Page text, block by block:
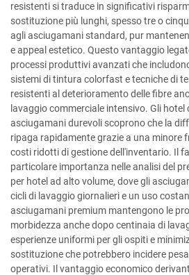
resistenti si traduce in significativi
sostituzione più lunghi, spesso tre o
agli asciugamani standard, pur
e appeal estetico. Questo vantaggio
processi produttivi avanzati che
sistemi di tintura colorfast e tecniche di
resistenti al deterioramento delle fibre
lavaggio commerciale intensivo. Gli hotel
asciugamani durevoli scoprono che la
ripaga rapidamente grazie a una minore
costi ridotti di gestione dell'inventario. Il
particolare importanza nelle analisi del
per hotel ad alto volume, dove gli
cicli di lavaggio giornalieri e un uso
asciugamani premium mantengono le
morbidezza anche dopo centinaia di
esperienze uniformi per gli ospiti e
sostituzione che potrebbero incidere
operativi. Il vantaggio economico